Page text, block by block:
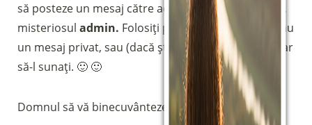
să posteze un mesaj către administratorul site-ului,
misteriosul admin. Folosiți pagina de „activități”, sau
un mesaj privat, sau (dacă știți cine este) puteți chiar
să-l sunați. 🙂 🙂
Domnul să vă binecuvânteze